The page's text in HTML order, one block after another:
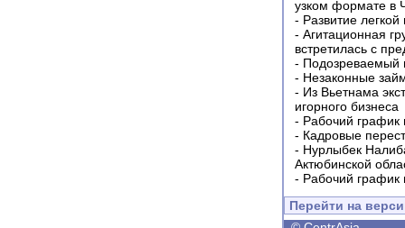
узком формате в
- Развитие
- Агитационная
встретилась с
- Подозреваемый
- Незаконные
- Из Вьетнама
игорного бизнеса
- Рабочий график
- Кадровые
- Нурлыбек
Актюбинской
- Рабочий график
Перейти на